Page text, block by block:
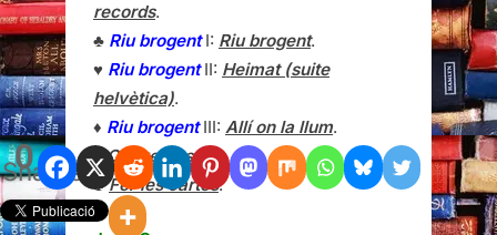
0
Shares
records.
♣ Riu brogentI: Riu brogent.
♥ Riu brogentII: Heimat (suite
helvètica).
♦ Riu brogentIII: Allí on la llum.
♠Converses.
♣Fer les cartes.